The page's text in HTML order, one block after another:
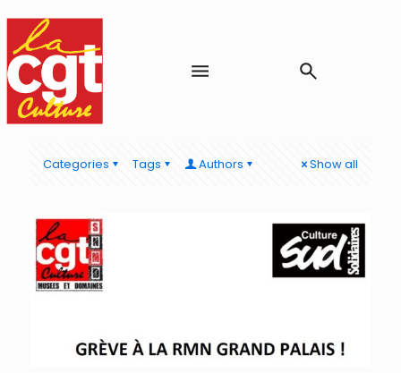
Categories Tags Authors Show all